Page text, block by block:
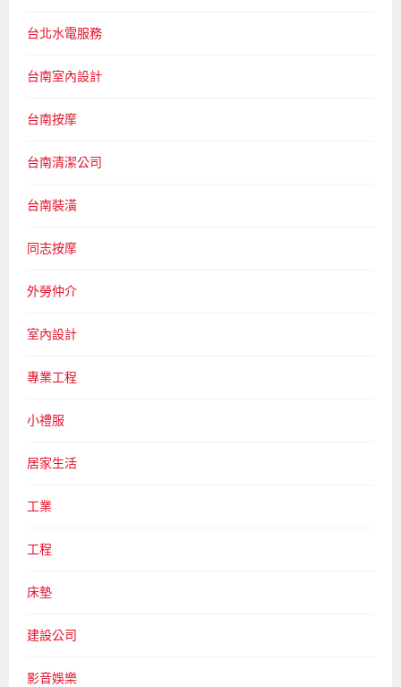
台北水電服務
台南室內設計
台南按摩
台南清潔公司
台南裝潢
同志按摩
外勞仲介
室內設計
專業工程
小禮服
居家生活
工業
工程
床墊
建設公司
影音娛樂